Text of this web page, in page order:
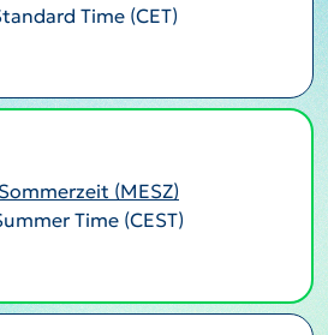
Time (CET)
(MESZ)
Time (CEST)